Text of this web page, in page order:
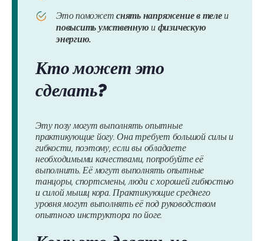
Это поможетснять напряжение в телеи
повысить умственную и физическую
энергию.
Кто может это
сделать?
Эту позу могут выполнять опытные
практикующие йогу. Она требует большой силы и
гибкости, поэтому, если вы обладаете
необходимыми качествами, попробуйте её
выполнить. Её могут выполнять опытные
танцоры, спортсмены, люди с хорошей гибкостью
и силой мышц кора. Практикующие среднего
уровня могут выполнять её под руководством
опытного инструктора по йоге.